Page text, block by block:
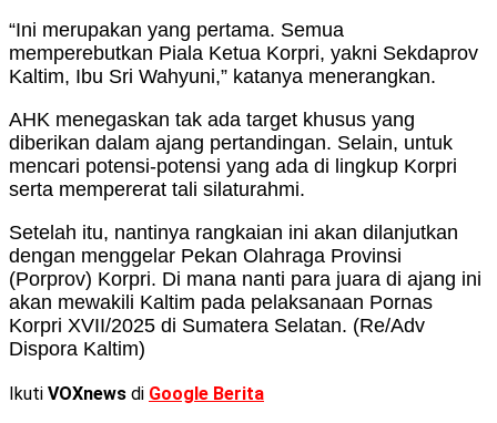
“Ini merupakan yang pertama. Semua
memperebutkan Piala Ketua Korpri, yakni Sekdaprov
Kaltim, Ibu Sri Wahyuni,” katanya menerangkan.
AHK menegaskan tak ada target khusus yang
diberikan dalam ajang pertandingan. Selain, untuk
mencari potensi-potensi yang ada di lingkup Korpri
serta mempererat tali silaturahmi.
Setelah itu, nantinya rangkaian ini akan dilanjutkan
dengan menggelar Pekan Olahraga Provinsi
(Porprov) Korpri. Di mana nanti para juara di ajang ini
akan mewakili Kaltim pada pelaksanaan Pornas
Korpri XVII/2025 di Sumatera Selatan. (Re/Adv
Dispora Kaltim)
Ikuti VOXnews di Google Berita